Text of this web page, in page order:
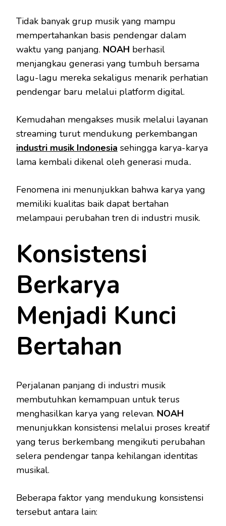
Tidak banyak grup musik yang mampu
mempertahankan basis pendengar dalam
waktu yang panjang. NOAH berhasil
menjangkau generasi yang tumbuh bersama
lagu-lagu mereka sekaligus menarik perhatian
pendengar baru melalui platform digital.
Kemudahan mengakses musik melalui layanan
streaming turut mendukung perkembangan
industri musik Indonesia sehingga karya-karya
lama kembali dikenal oleh generasi muda..
Fenomena ini menunjukkan bahwa karya yang
memiliki kualitas baik dapat bertahan
melampaui perubahan tren di industri musik.
Konsistensi
Berkarya
Menjadi Kunci
Bertahan
Perjalanan panjang di industri musik
membutuhkan kemampuan untuk terus
menghasilkan karya yang relevan. NOAH
menunjukkan konsistensi melalui proses kreatif
yang terus berkembang mengikuti perubahan
selera pendengar tanpa kehilangan identitas
musikal.
Beberapa faktor yang mendukung konsistensi
tersebut antara lain: